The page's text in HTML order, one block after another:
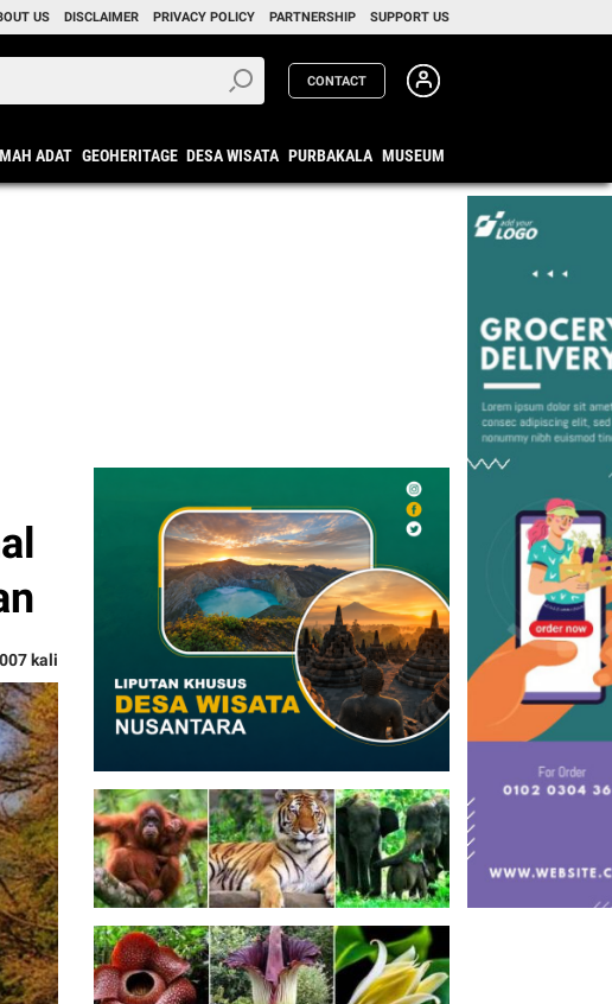
US DISCLAIMER PRIVACY POLICY PARTNERSHIP SUPPORT US
CONTACT
ADAT GEOHERITAGE DESA WISATA PURBAKALA MUSEUM
kali